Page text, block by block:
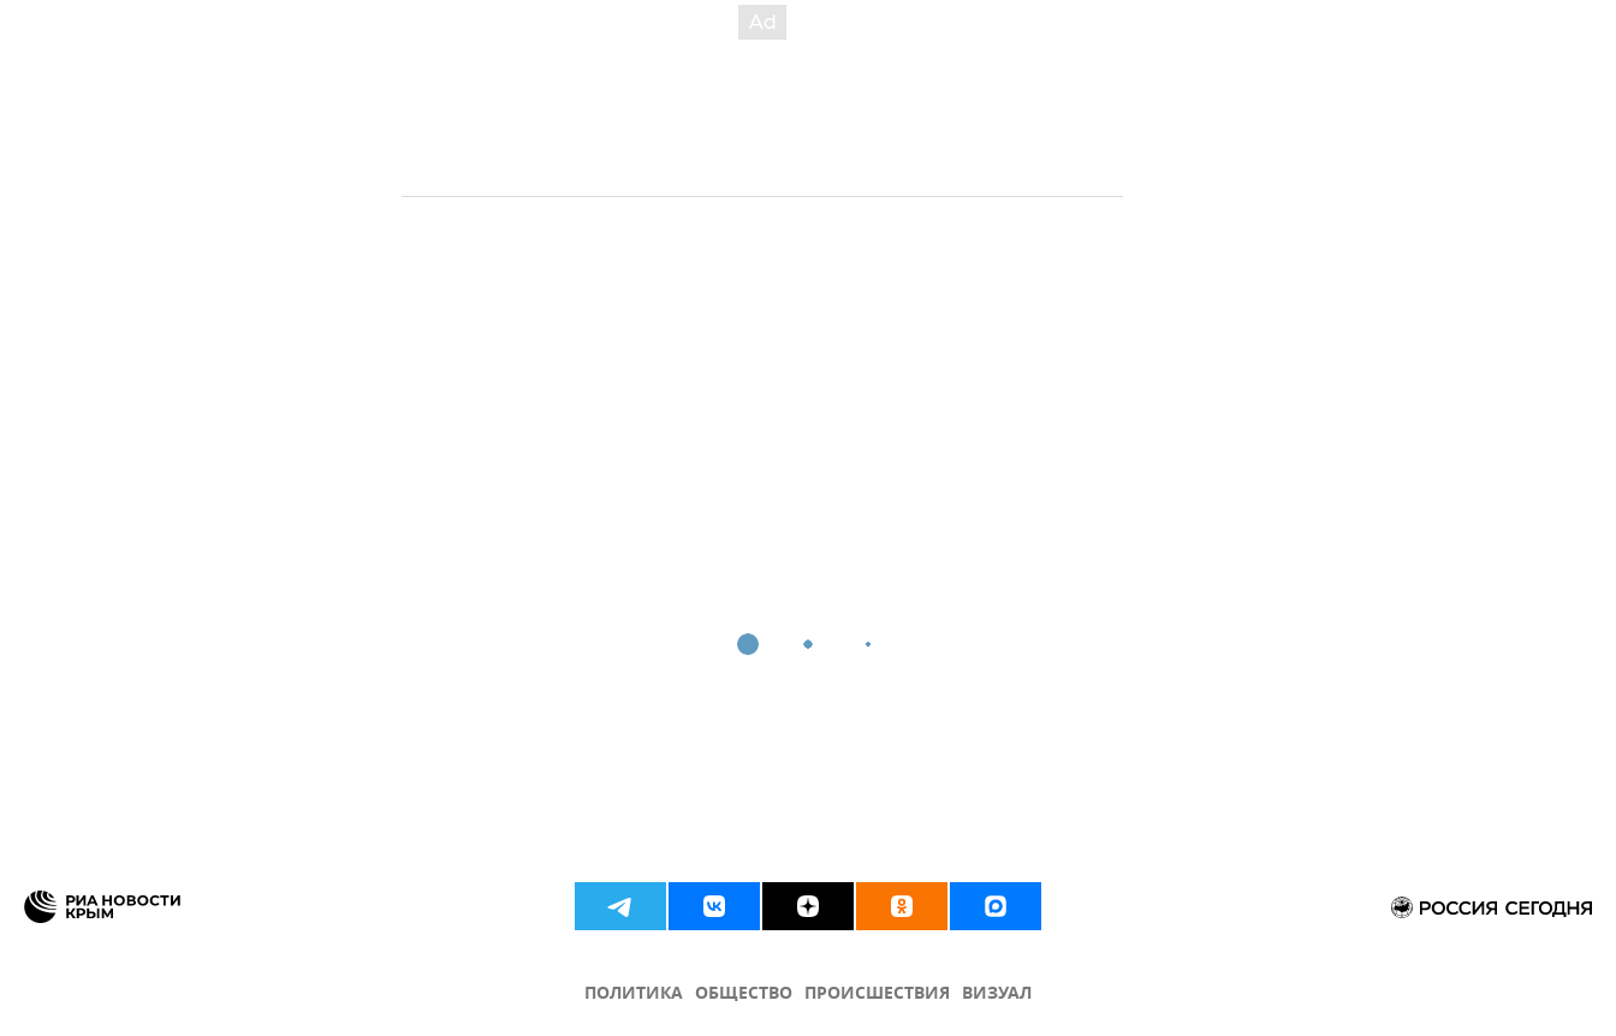
ПОЛИТИКА ОБЩЕСТВО ПРОИСШЕСТВИЯ ВИЗУАЛ